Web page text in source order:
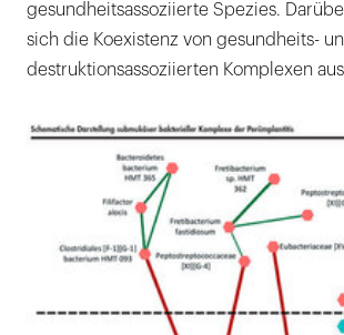
gesundheitsassoziierte Spezies.
sich die Koexistenz von gesundheits-
destruktionsassoziierten Komplexen